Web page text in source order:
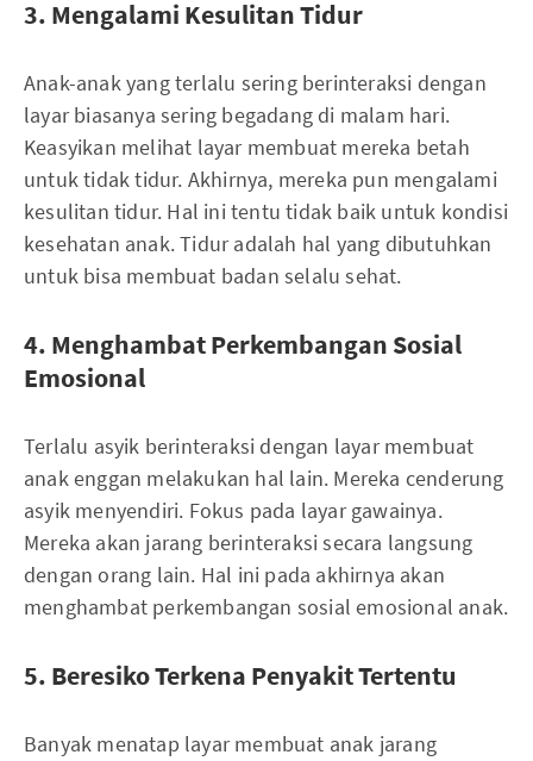
3. Mengalami Kesulitan Tidur
Anak-anak yang terlalu sering berinteraksi dengan
layar biasanya sering begadang di malam hari.
Keasyikan melihat layar membuat mereka betah
untuk tidak tidur. Akhirnya, mereka pun mengalami
kesulitan tidur. Hal ini tentu tidak baik untuk kondisi
kesehatan anak. Tidur adalah hal yang dibutuhkan
untuk bisa membuat badan selalu sehat.
4. Menghambat Perkembangan Sosial
Emosional
Terlalu asyik berinteraksi dengan layar membuat
anak enggan melakukan hal lain. Mereka cenderung
asyik menyendiri. Fokus pada layar gawainya.
Mereka akan jarang berinteraksi secara langsung
dengan orang lain. Hal ini pada akhirnya akan
menghambat perkembangan sosial emosional anak.
5. Beresiko Terkena Penyakit Tertentu
Banyak menatap layar membuat anak jarang